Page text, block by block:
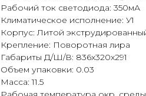
Рабочий ток светодиода: 350мА
Климатическое исполнение: У1
Корпус: Литой
Крепление: Поворотная лира
Габариты Д/Ш/В: 836x320x291
Объем упаковки: 0.03
Масса: 11.5